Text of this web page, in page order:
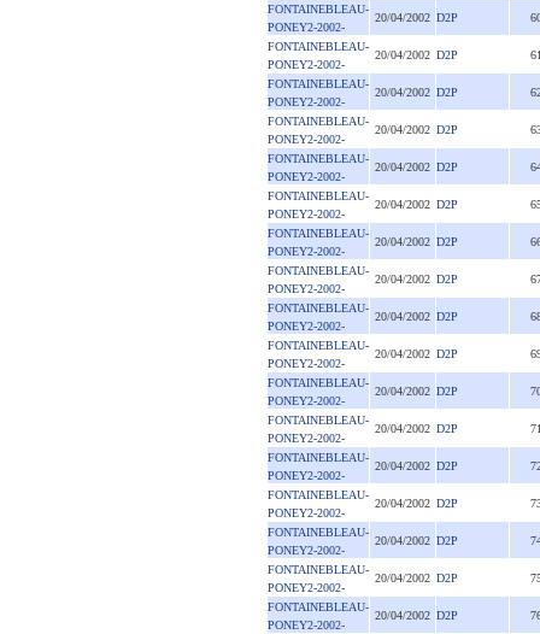
FONTAINEBLEAU-
PONEY2-2002-
20/04/2002 D2P
FONTAINEBLEAU-
PONEY2-2002-
20/04/2002 D2P
FONTAINEBLEAU-
PONEY2-2002-
20/04/2002 D2P
FONTAINEBLEAU-
PONEY2-2002-
20/04/2002 D2P
FONTAINEBLEAU-
PONEY2-2002-
20/04/2002 D2P
FONTAINEBLEAU-
PONEY2-2002-
20/04/2002 D2P
FONTAINEBLEAU-
PONEY2-2002-
20/04/2002 D2P
FONTAINEBLEAU-
PONEY2-2002-
20/04/2002 D2P
FONTAINEBLEAU-
PONEY2-2002-
20/04/2002 D2P
FONTAINEBLEAU-
PONEY2-2002-
20/04/2002 D2P
FONTAINEBLEAU-
PONEY2-2002-
20/04/2002 D2P
FONTAINEBLEAU-
PONEY2-2002-
20/04/2002 D2P
FONTAINEBLEAU-
PONEY2-2002-
20/04/2002 D2P
FONTAINEBLEAU-
PONEY2-2002-
20/04/2002 D2P
FONTAINEBLEAU-
PONEY2-2002-
20/04/2002 D2P
FONTAINEBLEAU-
PONEY2-2002-
20/04/2002 D2P
FONTAINEBLEAU-
PONEY2-2002-
20/04/2002 D2P